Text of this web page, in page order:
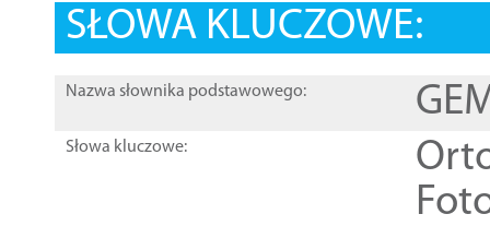
SŁOWA KLUCZOWE:
Nazwa słownika podstawowego:
Słowa kluczowe: